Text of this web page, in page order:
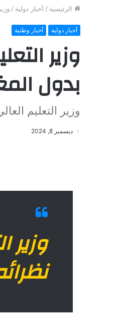
الرئيسية / أخبار دولية /
أخبار دولية أخبار وطنية
وزير
بدول
وزير التعليم
ديسمبر 8, 2024
وزير